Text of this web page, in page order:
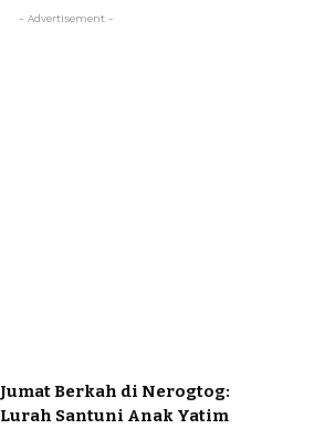
- Advertisement -
Jumat Berkah di Nerogtog:
Lurah Santuni Anak Yatim